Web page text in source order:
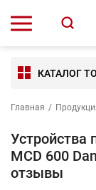
КАТАЛОГ
Главная /
Устройства
MCD 600
отзывы